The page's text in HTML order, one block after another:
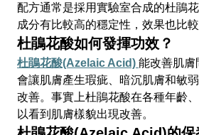
配方通常是採用實驗室合成的杜鵑
成分有比較高的穩定性，效果也比較
杜鵑花酸如何發揮功效？
杜鵑花酸(Azelaic Acid) 能改善肌膚
會讓肌膚產生瑕疵、暗沉肌膚和敏
改善。事實上杜鵑花酸在各種年齡
以看到肌膚樣貌出現改善。